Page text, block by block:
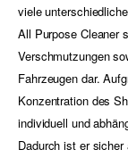
viele
All Purpose Cleaner
Verschmutzungen
Fahrzeugen dar.
Konzentration des
individuell und
Dadurch ist er